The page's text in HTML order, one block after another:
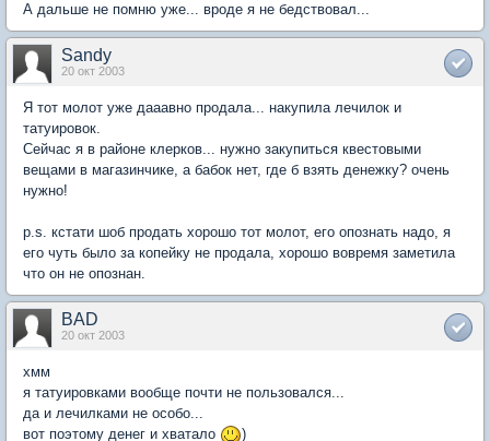
А дальше не помню уже... вроде я не бедствовал...
Sandy
20 окт 2003
Я тот молот уже дааавно продала... накупила лечилок и
татуировок.
Сейчас я в районе клерков... нужно закупиться квестовыми
вещами в магазинчике, а бабок нет, где б взять денежку? очень
нужно!
p.s. кстати шоб продать хорошо тот молот, его опознать надо, я
его чуть было за копейку не продала, хорошо вовремя заметила
что он не опознан.
BAD
20 окт 2003
хмм
я татуировками вообще почти не пользовался...
да и лечилками не особо...
вот поэтому денег и хватало
)